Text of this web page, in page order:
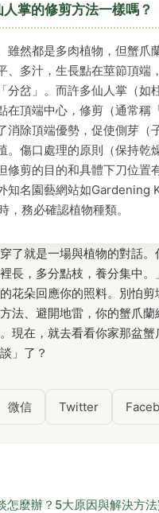
掌的修剪方法一樣嗎？
雖然都是多肉植物，但蟹爪
、多汁，生長點在莖節頂端
分岔」。而許多仙人掌（如
在頂端中心，修剪（通常稱
消除頂端優勢，促使側芽（
。傷口處理的原則（保持乾
修剪的目的和具體下刀位置
知名園藝網站如Gardening
，務必確認植物種類。
了就是一場與植物的對話。
長，多分點枝，養分集中。
花朵回應你的照料。別怕剪
法、避開地雷，你的蟹爪蘭
現在，就去看看你家那盆蟹
」了？
微信 Twitter
怎麼辦？5大原因與解決方